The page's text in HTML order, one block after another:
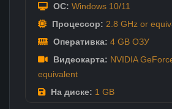
ОС: Windows 10/11
Процессор: 2.8 GHz or
Оперативка: 4 GB ОЗУ
Видеокарта: NVIDIA
equivalent
На диске: 1 GB